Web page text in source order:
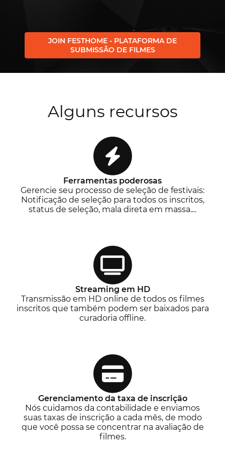
JOIN FESTHOME - PLATAFORMA DE
SUBMISSÃO DE FILMES
Alguns recursos
Ferramentas poderosas
Gerencie seu processo de seleção de festivais:
Notificação de seleção para todos os inscritos,
status de seleção, mala direta em massa....
Streaming em HD
Transmissão em HD online de todos os filmes
inscritos que também podem ser baixados para
curadoria offline.
Gerenciamento da taxa de inscrição
Nós cuidamos da contabilidade e enviamos
suas taxas de inscrição a cada mês, de modo
que você possa se concentrar na avaliação de
filmes.